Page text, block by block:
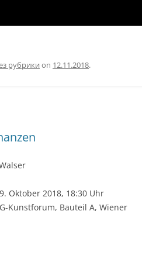
рубрики on 12.11.2018.
Oktober 2018, 18:30 Uhr
Kunstforum, Bauteil A, Wiener